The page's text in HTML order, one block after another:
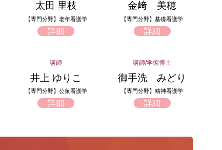
太田 里枝
【専門分野】老年看護学
詳細
金﨑 美穂
【専門分野】基礎看護学
詳細
講師
井上 ゆりこ
【専門分野】公衆看護学
詳細
講師/学術博士
御手洗 みどり
【専門分野】精神看護学
詳細